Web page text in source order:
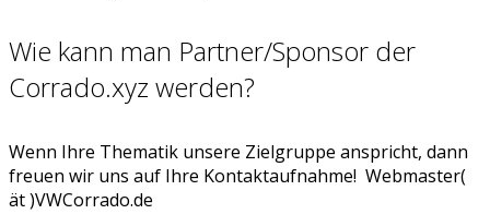
Wie kann man Partner/Sponsor der
Corrado.xyz werden?
Wenn Ihre Thematik unsere Zielgruppe anspricht, dann
freuen wir uns auf Ihre Kontaktaufnahme! Webmaster(
ät )VWCorrado.de